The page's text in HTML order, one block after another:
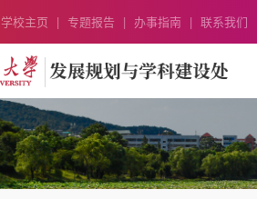
学校主页 | 专题报告 | 办事指南 | 联系我们